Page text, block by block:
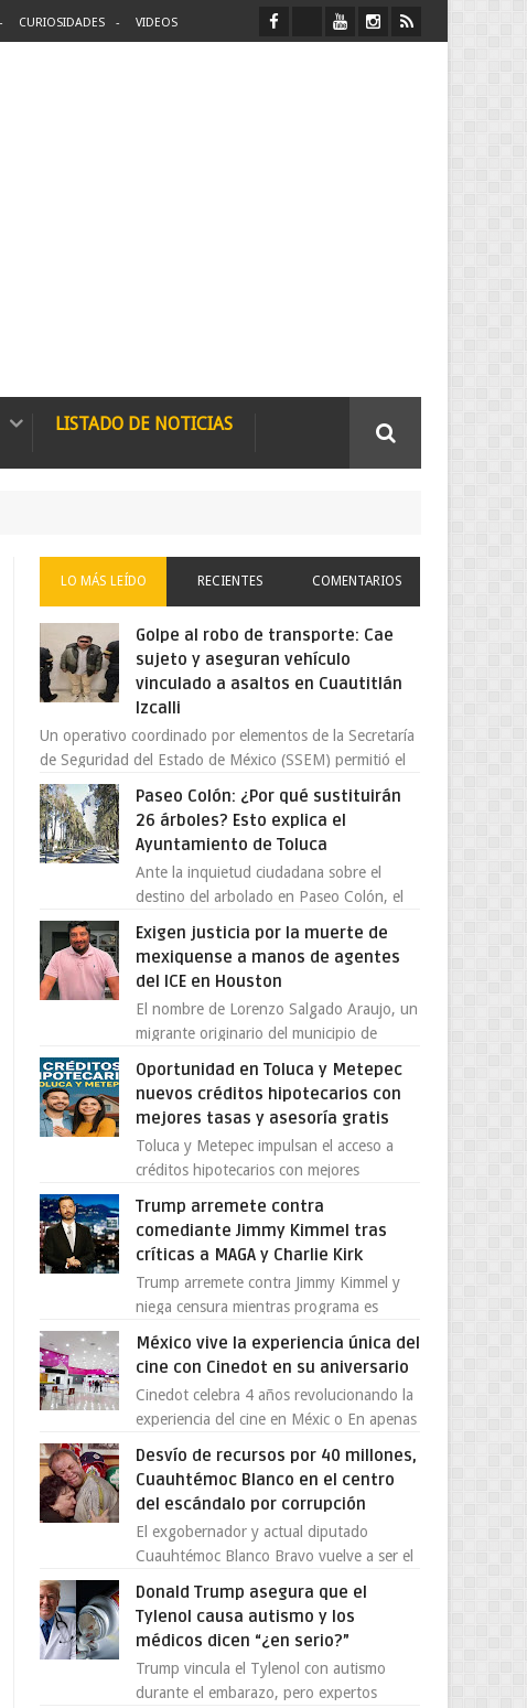
CURIOSIDADES VIDEOS
LISTADO DE NOTICIAS
LO MÁS LEÍDO RECIENTES COMENTARIOS
Golpe al robo de transporte: Cae
sujeto y aseguran vehículo
vinculado a asaltos en Cuautitlán
Izcalli
Un operativo coordinado por elementos de la Secretaría
de Seguridad del Estado de México (SSEM) permitió el
aseguramiento de un vehículo vin...
Paseo Colón: ¿Por qué sustituirán
26 árboles? Esto explica el
Ayuntamiento de Toluca
Ante la inquietud ciudadana sobre el
destino del arbolado en Paseo Colón, el
solo 26 ejemplares será...
Exigen justicia por la muerte de
mexiquense a manos de agentes
del ICE en Houston
El nombre de Lorenzo Salgado Araujo, un
migrante originario del municipio de
convertido en el centro de un...
Oportunidad en Toluca y Metepec
nuevos créditos hipotecarios con
mejores tasas y asesoría gratis
Toluca y Metepec impulsan el acceso a
créditos hipotecarios con mejores
emprendedores Con la creciente neces...
Trump arremete contra
comediante Jimmy Kimmel tras
críticas a MAGA y Charlie Kirk
Trump arremete contra Jimmy Kimmel y
niega censura mientras programa es
programa Jimmy Kimmel Live! ...
México vive la experiencia única del
cine con Cinedot en su aniversario
Cinedot celebra 4 años revolucionando la
experiencia del cine en Méxic o En apenas
cuatro años, Cinedot ha demostrado que
Desvío de recursos por 40 millones,
Cuauhtémoc Blanco en el centro
del escándalo por corrupción
El exgobernador y actual diputado
Cuauhtémoc Blanco Bravo vuelve a ser el
enfrentando señalamientos por...
Donald Trump asegura que el
Tylenol causa autismo y los
médicos dicen “¿en serio?”
Trump vincula el Tylenol con autismo
durante el embarazo, pero expertos